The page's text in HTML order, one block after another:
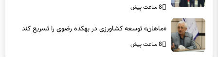
مشارکت خیران و شکات
«ماهان» توسعه کشاورزی در بهکده رضوی را تسریع کند